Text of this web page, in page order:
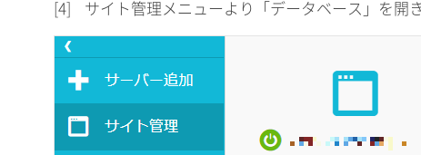
[4] サイト管理メニューより「データベース」を開